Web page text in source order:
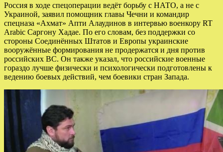
Россия в ходе спецоперации ведёт борьбу с НАТО, а не с
Украиной, заявил помощник главы Чечни и командир
спецназа «Ахмат» Апти Алаудинов в интервью военкору RT
Arabic Саргону Хадае. По его словам, без поддержки со
стороны Соединённых Штатов и Европы украинские
вооружённые формирования не продержатся и дня против
российских ВС. Он также указал, что российские военные
гораздо лучше физически и психологически подготовлены к
ведению боевых действий, чем боевики стран Запада.